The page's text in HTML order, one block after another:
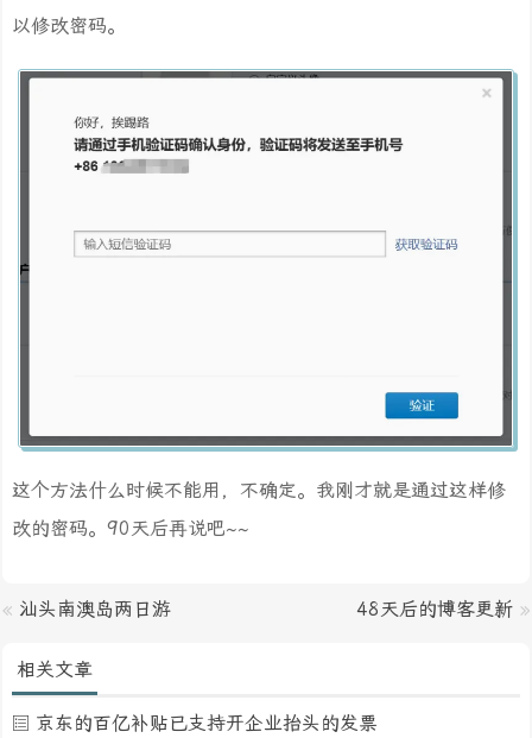
以修改密码。
这个方法什么时候不能用，不确定。我刚才就是通过这样修
改的密码。90天后再说吧~~
« 汕头南澳岛两日游 48天后的博客更新 »
相关文章
京东的百亿补贴已支持开企业抬头的发票